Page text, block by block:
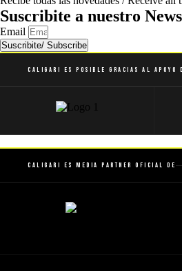
Suscribite a nuestro
Email
Suscribite/ Subscribe
Caligari es posible gracias al apoyo
Caligari es Media Partner Oficial de